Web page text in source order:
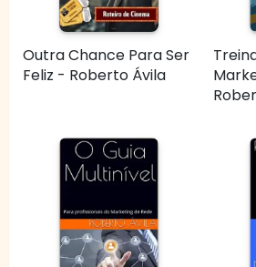
Outra Chance Para Ser
Feliz - Roberto Ávila